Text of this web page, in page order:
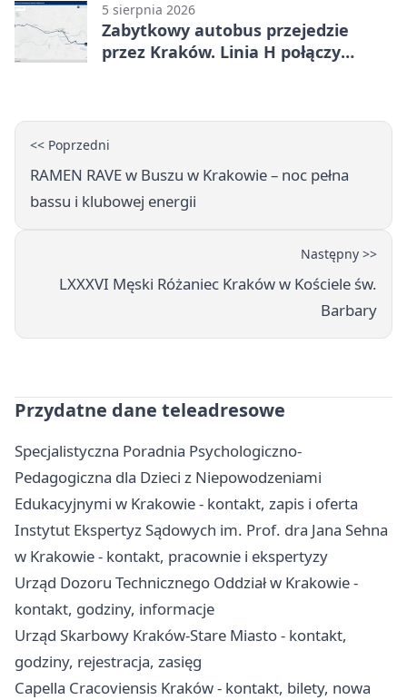
5 sierpnia 2026
Zabytkowy autobus przejedzie
przez Kraków. Linia H połączy
<< Poprzedni
RAMEN RAVE w Buszu w Krakowie – noc pełna
bassu i klubowej energii
Następny >>
LXXXVI Męski Różaniec Kraków w Kościele św.
Barbary
Przydatne dane teleadresowe
Specjalistyczna Poradnia Psychologiczno-
Pedagogiczna dla Dzieci z Niepowodzeniami
Edukacyjnymi w Krakowie - kontakt, zapis i oferta
Instytut Ekspertyz Sądowych im. Prof. dra Jana Sehna
w Krakowie - kontakt, pracownie i ekspertyzy
Urząd Dozoru Technicznego Oddział w Krakowie -
kontakt, godziny, informacje
Urząd Skarbowy Kraków-Stare Miasto - kontakt,
godziny, rejestracja, zasięg
Capella Cracoviensis Kraków - kontakt, bilety, nowa